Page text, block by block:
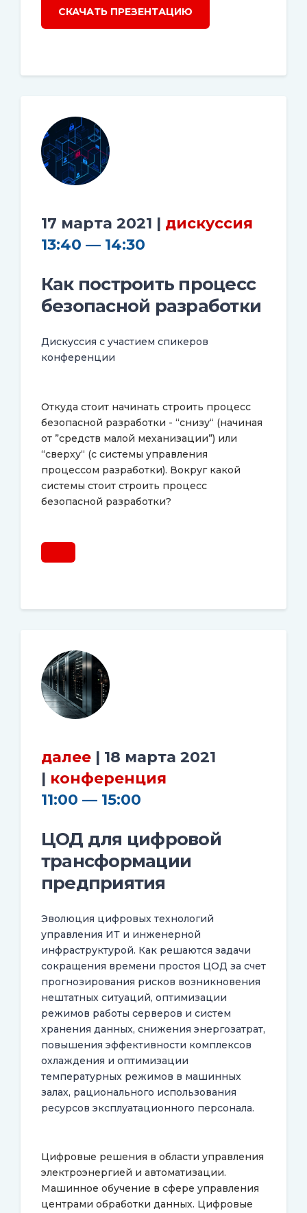
СКАЧАТЬ ПРЕЗЕНТАЦИЮ
17 марта 2021 | дискуссия
13:40 — 14:30
Как построить процесс
безопасной разработки
Дискуссия с участием спикеров
конференции
Откуда стоит начинать строить процесс
безопасной разработки - “снизу“ (начиная
от ”средств малой механизации”) или
“сверху“ (с системы управления
процессом разработки). Вокруг какой
системы стоит строить процесс
безопасной разработки?
далее | 18 марта 2021
| конференция
11:00 — 15:00
ЦОД для цифровой
трансформации
предприятия
Эволюция цифровых технологий
управления ИТ и инженерной
инфраструктурой. Как решаются задачи
сокращения времени простоя ЦОД за счет
прогнозирования рисков возникновения
нештатных ситуаций, оптимизации
режимов работы серверов и систем
хранения данных, снижения энергозатрат,
повышения эффективности комплексов
охлаждения и оптимизации
температурных режимов в машинных
залах, рационального использования
ресурсов эксплуатационного персонала.
Цифровые решения в области управления
электроэнергией и автоматизации.
Машинное обучение в сфере управления
центрами обработки данных. Цифровые